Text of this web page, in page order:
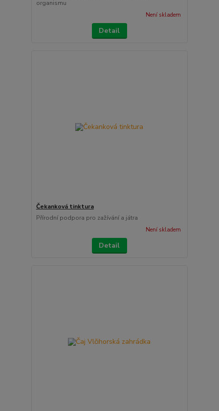
organismu
Není skladem
Detail
Čekanková tinktura
Přírodní podpora pro zažívání a játra
Není skladem
Detail